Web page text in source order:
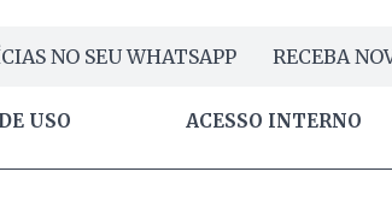
NO SEU WHATSAPP RECEBA
USO ACESSO INTERNO